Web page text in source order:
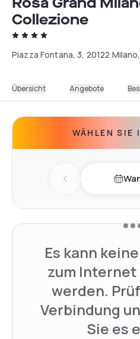
Collezione
Piazza Fontana, 3, 20122
Übersicht Angebote
WÄHLEN SIE
Previous day
Es kann
zum
werden.
Verbindung
Sie es